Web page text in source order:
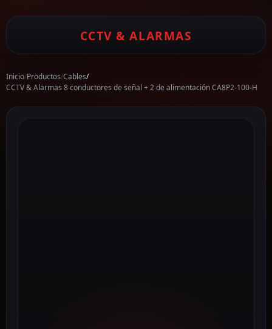
CCTV & ALARMAS
Inicio/Productos/Cables/
CCTV & Alarmas 8 conductores de señal + 2 de alimentación CA8P2-100-H